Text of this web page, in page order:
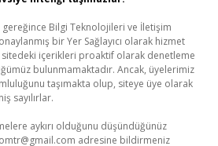
gereğince Bilgi Teknolojileri ve İletişim
bir Yer Sağlayıcı olarak hizmet
içerikleri proaktif olarak denetleme
bulunmamaktadır. Ancak, üyelerimiz
taşımakta olup, siteye üye olarak
sayılırlar.
aykırı olduğunu düşündüğünüz
adresine bildirmeniz